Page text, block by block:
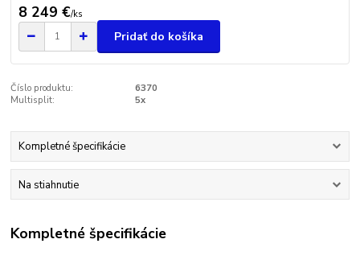
8 249 €/ks
Pridať do košíka
Číslo produktu:
6370
Multisplit:
5x
Kompletné špecifikácie
Na stiahnutie
Kompletné špecifikácie